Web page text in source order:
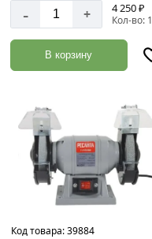
- + 4 250 ₽
Кол-во: 1
В корзину
Код товара:39884